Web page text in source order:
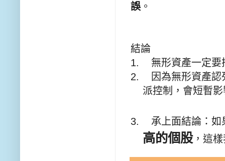
誤 。
結論
1.
無形資產一定要
2.
因為無形資產
派控制 ， 會短暫
3. 承上面結論：
高的個股，這